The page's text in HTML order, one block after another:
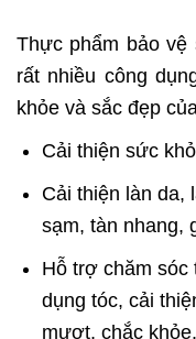
Thực phẩm bảo vệ
rất nhiều công
khỏe và sắc đẹp
Cải thiện sức
Cải thiện làn da,
sạm, tàn nhang,
Hỗ trợ chăm sóc
dụng tóc, cải
mượt, chắc khỏe.